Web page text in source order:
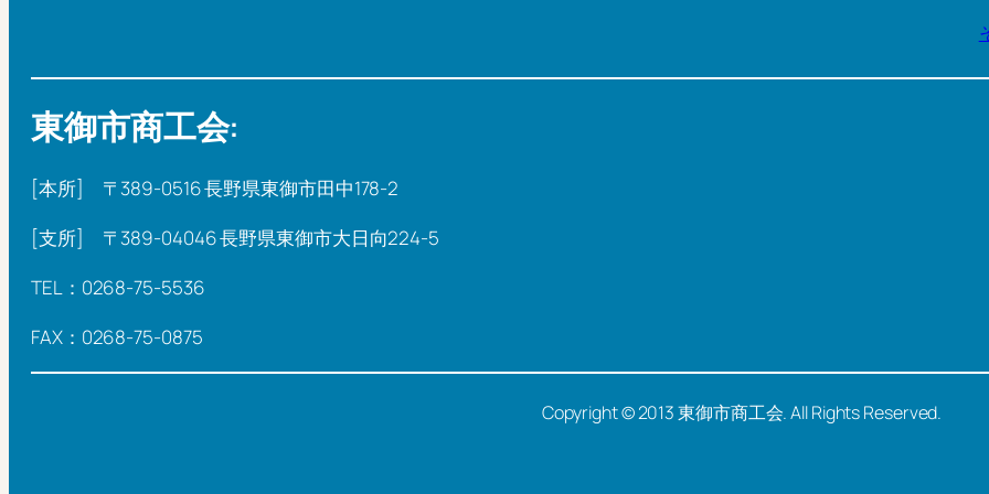
東御市商工会:
[本所] 〒389-0516 長野県東御市田中178-2
[支所] 〒389-04046 長野県東御市大日向224-5
TEL：0268-75-5536
FAX：0268-75-0875
Copyright © 2013 東御市商工会. All Rights Reserved.